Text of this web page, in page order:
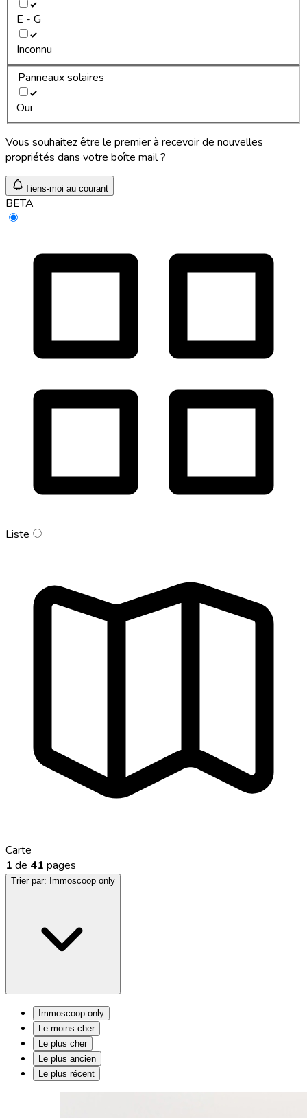
E - G
Inconnu
Panneaux solaires
Oui
Vous souhaitez être le premier à recevoir de nouvelles
propriétés dans votre boîte mail ?
Tiens-moi au courant
BETA
Liste
Carte
1 de 41 pages
Trier par: Immoscoop only
Immoscoop only
Le moins cher
Le plus cher
Le plus ancien
Le plus récent